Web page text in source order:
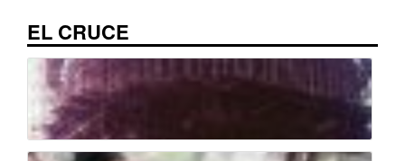
EL CRUCE